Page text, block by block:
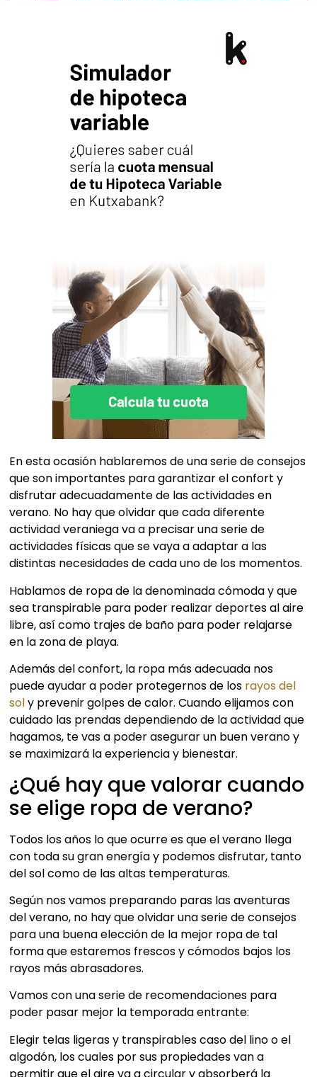
En esta ocasión hablaremos de una serie de consejos
que son importantes para garantizar el confort y
disfrutar adecuadamente de las actividades en
verano. No hay que olvidar que cada diferente
actividad veraniega va a precisar una serie de
actividades físicas que se vaya a adaptar a las
distintas necesidades de cada uno de los momentos.
Hablamos de ropa de la denominada cómoda y que
sea transpirable para poder realizar deportes al aire
libre, así como trajes de baño para poder relajarse
en la zona de playa.
Además del confort, la ropa más adecuada nos
puede ayudar a poder protegernos de los rayos del
soly prevenir golpes de calor. Cuando elijamos con
cuidado las prendas dependiendo de la actividad que
hagamos, te vas a poder asegurar un buen verano y
se maximizará la experiencia y bienestar.
¿Qué hay que valorar cuando
se elige ropa de verano?
Todos los años lo que ocurre es que el verano llega
con toda su gran energía y podemos disfrutar, tanto
del sol como de las altas temperaturas.
Según nos vamos preparando paras las aventuras
del verano, no hay que olvidar una serie de consejos
para una buena elección de la mejor ropa de tal
forma que estaremos frescos y cómodos bajos los
rayos más abrasadores.
Vamos con una serie de recomendaciones para
poder pasar mejor la temporada entrante:
Elegir telas ligeras y transpirables caso del lino o el
algodón, los cuales por sus propiedades van a
permitir que el aire va a circular y absorberá la